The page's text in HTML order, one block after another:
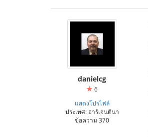
danielcg
6
แสดงโปรไฟล์
ประเทศ: อาร์เจนตินา
ข้อความ 370